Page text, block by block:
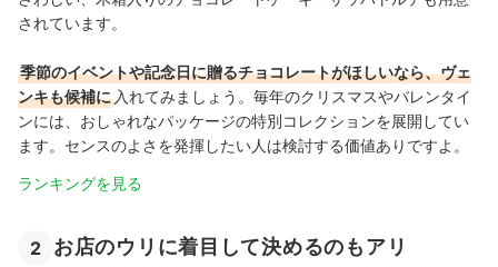
されています。
季節のイベントや記念日に贈るチョコレートがほしいなら、ヴェ
ンキも候補に 入れてみましょう。毎年のクリスマスやバレンタイ
ンには、おしゃれなパッケージの特別コレクションを展開してい
ます。センスのよさを発揮したい人は検討する価値ありですよ。
ランキングを見る
2 お店のウリに着目して決めるのもアリ